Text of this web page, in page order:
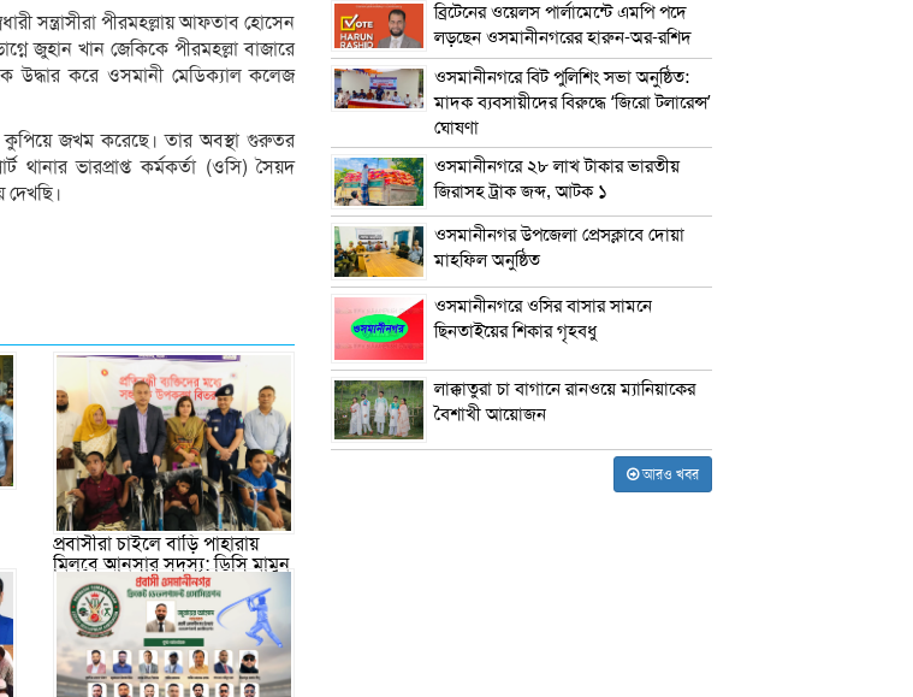
সন্ত্রাসীরা পীরমহল্লায় আফতাব হোসেন
জুহান খান জেকিকে পীরমহল্লা বাজারে
উদ্ধার করে ওসমানী মেডিক্যাল কলেজ
কুপিয়ে জখম করেছে। তার অবস্থা গুরুতর
ভারপ্রাপ্ত কর্মকর্তা (ওসি) সৈয়দ
প্রবাসীরা চাইলে বাড়ি পাহারায়
মিলবে আনসার সদস্য: ডিসি মামুন
ব্রিটেনের ওয়েলস পার্লামেন্টে এমপি পদে
লড়ছেন ওসমানীনগরের হারুন-অর-রশিদ
ওসমানীনগরে বিট পুলিশিং সভা অনুষ্ঠিত:
মাদক ব্যবসায়ীদের বিরুদ্ধে ‘জিরো টলারেন্স’
ঘোষণা
ওসমানীনগরে ২৮ লাখ টাকার ভারতীয়
জিরাসহ ট্রাক জব্দ, আটক ১
ওসমানীনগর উপজেলা প্রেসক্লাবে দোয়া
মাহফিল অনুষ্ঠিত
ওসমানীনগরে ওসির বাসার সামনে
ছিনতাইয়ের শিকার গৃহবধু
লাক্কাতুরা চা বাগানে রানওয়ে ম্যানিয়াকের
বৈশাখী আয়োজন
আরও খবর